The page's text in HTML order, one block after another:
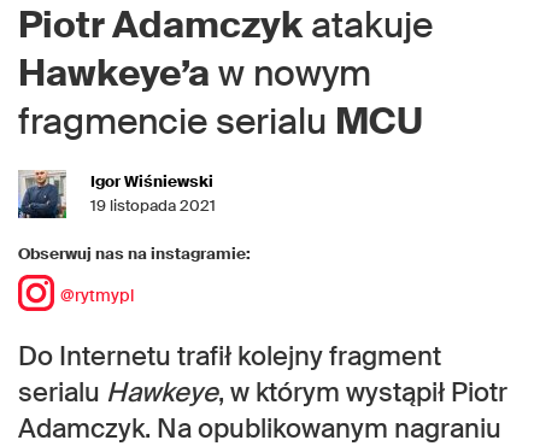
Piotr Adamczykatakuje
Hawkeye’a w nowym
fragmencie serialu MCU
Igor Wiśniewski
19 listopada 2021
Obserwuj nas na instagramie:
@rytmypl
Do Internetu trafił kolejny fragment
serialu Hawkeye, w którym wystąpił Piotr
Adamczyk. Na opublikowanym nagraniu